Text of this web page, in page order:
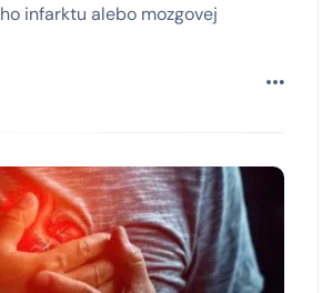
infarktu alebo mozgovej